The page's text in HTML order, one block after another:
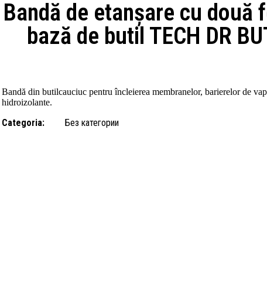
Bandă de etanșare cu două
bază de butil TECH DR
Bandă din butilcauciuc pentru încleierea membranelor, barierelor de
hidroizolante.
Categoria: Без категории